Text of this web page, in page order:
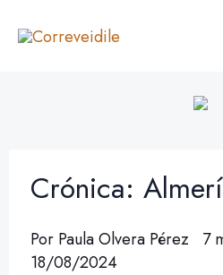
Crónica:
Por Paula Olvera Pérez
7
18/08/2024
u